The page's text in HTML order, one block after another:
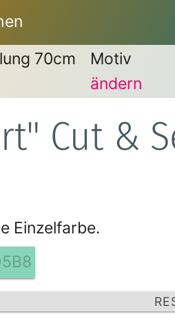
70cm
Motiv
ändern
Cut &
Einzelfarbe.